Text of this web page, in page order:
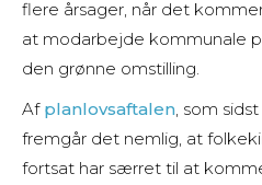
flere årsager, når det
at modarbejde kommunale
den grønne omstilling.
Af planlovsaftalen, som
fremgår det nemlig, at
fortsat har særret til at